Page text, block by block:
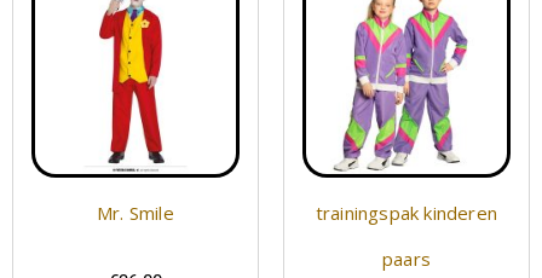
Mr. Smile
trainingspak kinderen
paars